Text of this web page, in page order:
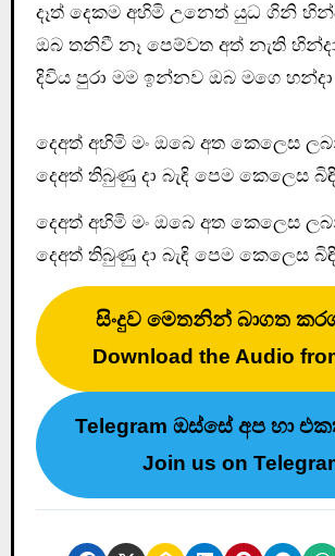
දෑත් දෙකම අහිමි උනෙත් යුධ ගිනි
ඔබ තනිවී නෑ පෙම්වත අත් නැති
දිවිය පුරා මම ඉන්නව ඔබ මගෙ හන්දා
දෙඅත් අහිමි මං ඔබෙ අත කෙලෙස
දෙඅත් තිබුණු දා බැඳි පෙම කෙලෙස
දෙඅත් අහිමි මං ඔබෙ අත කෙලෙස
දෙඅත් තිබුණු දා බැඳි පෙම කෙලෙස
සිංදුව මෙතනින් බාගත
Download the Audio
Telegram ඔස්සේ අප හා
Join us on